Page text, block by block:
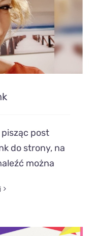
pisząc post
do strony, na
można